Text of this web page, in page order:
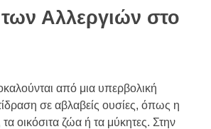
Αλλεργιών στο
από μια υπερβολική
σε αβλαβείς ουσίες, όπως η
οικόσιτα ζώα ή τα μύκητες. Στην